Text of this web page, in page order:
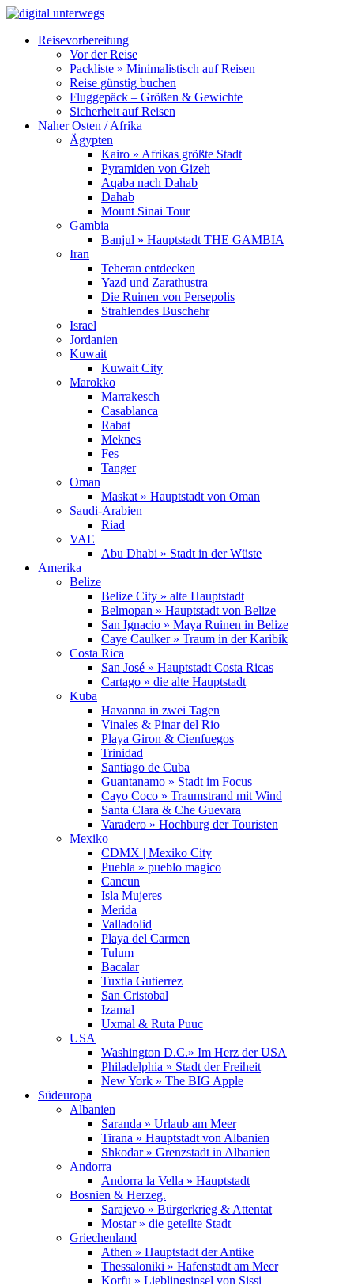
Reisevorbereitung
Vor der Reise
Packliste » Minimalistisch auf Reisen
Reise günstig buchen
Fluggepäck – Größen & Gewichte
Sicherheit auf Reisen
Naher Osten / Afrika
Ägypten
Kairo » Afrikas größte Stadt
Pyramiden von Gizeh
Aqaba nach Dahab
Dahab
Mount Sinai Tour
Gambia
Banjul » Hauptstadt THE GAMBIA
Iran
Teheran entdecken
Yazd und Zarathustra
Die Ruinen von Persepolis
Strahlendes Buschehr
Israel
Jordanien
Kuwait
Kuwait City
Marokko
Marrakesch
Casablanca
Rabat
Meknes
Fes
Tanger
Oman
Maskat » Hauptstadt von Oman
Saudi-Arabien
Riad
VAE
Abu Dhabi » Stadt in der Wüste
Amerika
Belize
Belize City » alte Hauptstadt
Belmopan » Hauptstadt von Belize
San Ignacio » Maya Ruinen in Belize
Caye Caulker » Traum in der Karibik
Costa Rica
San José » Hauptstadt Costa Ricas
Cartago » die alte Hauptstadt
Kuba
Havanna in zwei Tagen
Vinales & Pinar del Rio
Playa Giron & Cienfuegos
Trinidad
Santiago de Cuba
Guantanamo » Stadt im Focus
Cayo Coco » Traumstrand mit Wind
Santa Clara & Che Guevara
Varadero » Hochburg der Touristen
Mexiko
CDMX | Mexiko City
Puebla » pueblo magico
Cancun
Isla Mujeres
Merida
Valladolid
Playa del Carmen
Tulum
Bacalar
Tuxtla Gutierrez
San Cristobal
Izamal
Uxmal & Ruta Puuc
USA
Washington D.C.» Im Herz der USA
Philadelphia » Stadt der Freiheit
New York » The BIG Apple
Südeuropa
Albanien
Saranda » Urlaub am Meer
Tirana » Hauptstadt von Albanien
Shkodar » Grenzstadt in Albanien
Andorra
Andorra la Vella » Hauptstadt
Bosnien & Herzeg.
Sarajevo » Bürgerkrieg & Attentat
Mostar » die geteilte Stadt
Griechenland
Athen » Hauptstadt der Antike
Thessaloniki » Hafenstadt am Meer
Korfu » Lieblingsinsel von Sissi